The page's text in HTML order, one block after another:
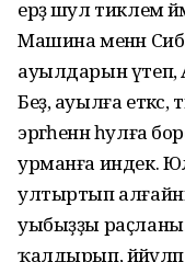
ерҙә шул тиклем
Машина менән
ауылдарын үтеп,
Беҙ, ауылға
эргәһенән һулға
урманға индек.
ултыртып
уыбыҙҙы
ҡалдырып,